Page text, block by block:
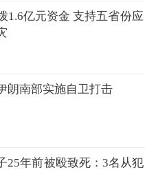
1.6亿元资金 支持五省份应
朗南部实施自卫打击
25年前被殴致死：3名从犯